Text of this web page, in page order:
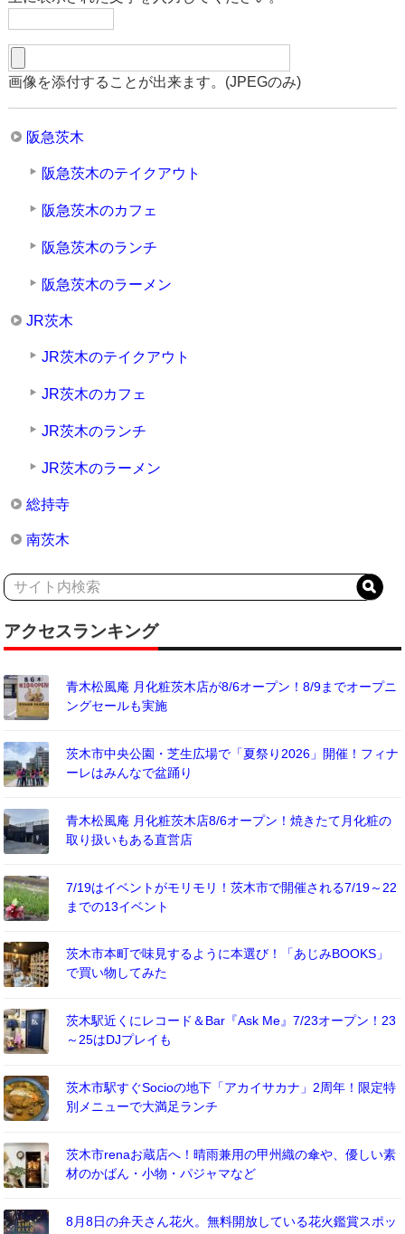
画像を添付することが出来ます。(JPEGのみ)
阪急茨木
阪急茨木のテイクアウト
阪急茨木のカフェ
阪急茨木のランチ
阪急茨木のラーメン
JR茨木
JR茨木のテイクアウト
JR茨木のカフェ
JR茨木のランチ
JR茨木のラーメン
総持寺
南茨木
アクセスランキング
青木松風庵 月化粧茨木店が8/6オープン！8/9までオープニ
ングセールも実施
茨木市中央公園・芝生広場で「夏祭り2026」開催！フィナ
ーレはみんなで盆踊り
青木松風庵 月化粧茨木店8/6オープン！焼きたて月化粧の
取り扱いもある直営店
7/19はイベントがモリモリ！茨木市で開催される7/19～22
までの13イベント
茨木市本町で味見するように本選び！「あじみBOOKS」
で買い物してみた
茨木駅近くにレコード＆Bar『Ask Me』7/23オープン！23
～25はDJプレイも
茨木市駅すぐSocioの地下「アカイサカナ」2周年！限定特
別メニューで大満足ランチ
茨木市renaお蔵店へ！晴雨兼用の甲州織の傘や、優しい素
材のかばん・小物・パジャマなど
8月8日の弁天さん花火。無料開放している花火鑑賞スポッ